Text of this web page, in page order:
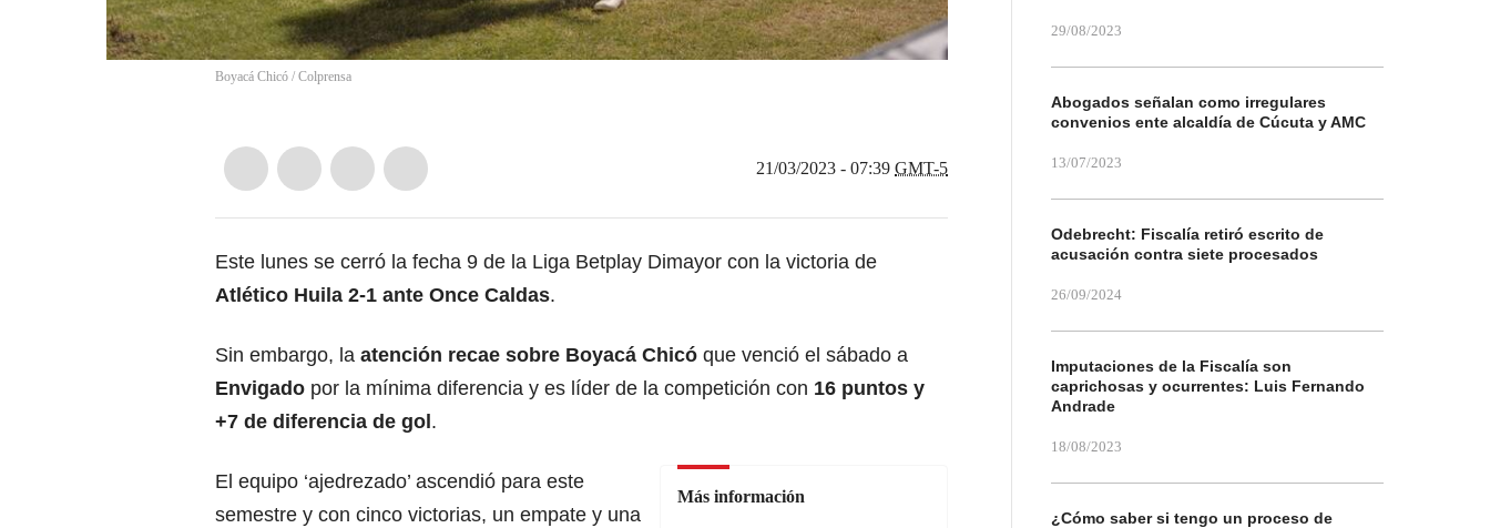
Boyacá Chicó / Colprensa
21/03/2023 - 07:39 GMT-5
Este lunes se cerró la fecha 9 de la Liga Betplay Dimayor con la victoria de
Atlético Huila 2-1 ante Once Caldas.
Sin embargo, la atención recae sobre Boyacá Chicó que venció el sábado a
Envigado por la mínima diferencia y es líder de la competición con 16 puntos y
+7 de diferencia de gol .
Más información
El equipo ‘ajedrezado’ ascendió para este
semestre y con cinco victorias, un empate y una
29/08/2023
Abogados señalan como irregulares
convenios ente alcaldía de Cúcuta y AMC
13/07/2023
Odebrecht: Fiscalía retiró escrito de
acusación contra siete procesados
26/09/2024
Imputaciones de la Fiscalía son
caprichosas y ocurrentes: Luis Fernando
Andrade
18/08/2023
¿Cómo saber si tengo un proceso de